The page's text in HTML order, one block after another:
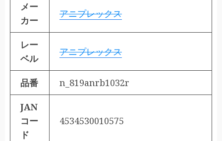
メー
カー
アニプレックス
レー
ベル
アニプレックス
品番 n_819anrb1032r
JAN
コー
ド
4534530010575